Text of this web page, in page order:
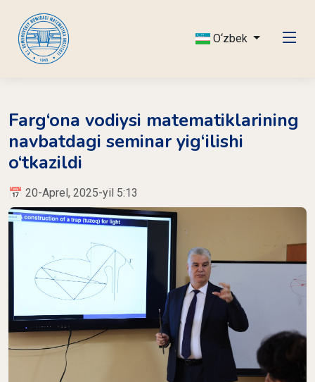
O‘zbek
Farg‘ona vodiysi matematiklarining
navbatdagi seminar yig‘ilishi
o‘tkazildi
📅 20-Aprel, 2025-yil 5:13